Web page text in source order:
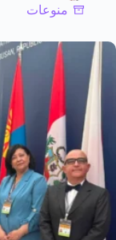
منوعات